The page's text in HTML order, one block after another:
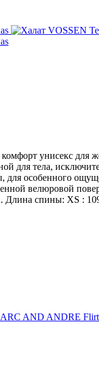
унисекс
для тела,
для особенного
велюровой
Длина спины: XS :